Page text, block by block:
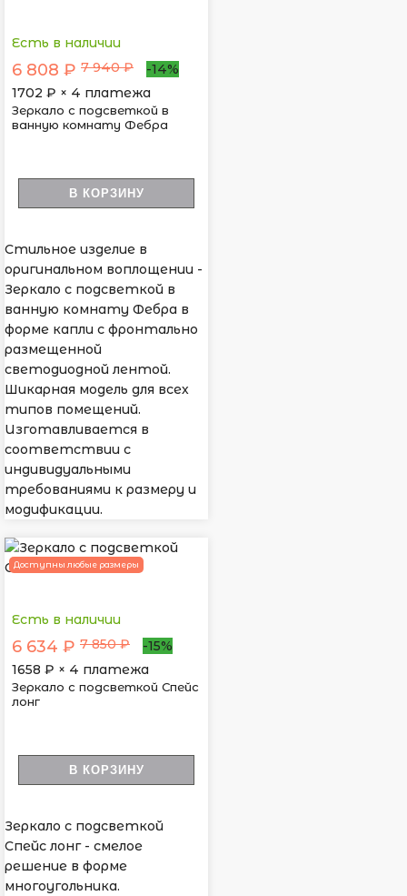
Есть в наличии
6 808 ₽ 7 940 ₽
-14%
1702 ₽ × 4 платежа
Зеркало с подсветкой в
ванную комнату Фебра
В КОРЗИНУ
Стильное изделие в
оригинальном воплощении -
Зеркало с подсветкой в
ванную комнату Фебра в
форме капли с фронтально
размещенной
светодиодной лентой.
Шикарная модель для всех
типов помещений.
Изготавливается в
соответствии с
индивидуальными
требованиями к размеру и
модификации.
Доступны любые размеры
Есть в наличии
6 634 ₽ 7 850 ₽
-15%
1658 ₽ × 4 платежа
Зеркало с подсветкой Спейс
лонг
В КОРЗИНУ
Зеркало с подсветкой
Спейс лонг - смелое
решение в форме
многоугольника.